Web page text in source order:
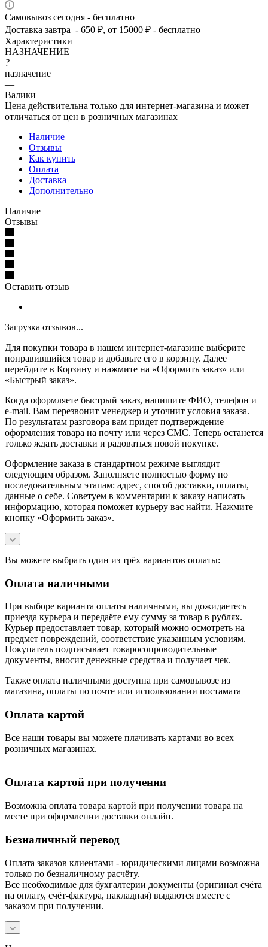
Самовывоз сегодня - бесплатно
Доставка завтра - 650 ₽, от 15000 ₽ - бесплатно
Характеристики
НАЗНАЧЕНИЕ
?
назначение
—
Валики
Цена действительна только для интернет-магазина и может
отличаться от цен в розничных магазинах
Наличие
Отзывы
Как купить
Оплата
Доставка
Дополнительно
Наличие
Отзывы
Оставить отзыв
Загрузка отзывов...
Для покупки товара в нашем интернет-магазине выберите
понравившийся товар и добавьте его в корзину. Далее
перейдите в Корзину и нажмите на «Оформить заказ» или
«Быстрый заказ».
Когда оформляете быстрый заказ, напишите ФИО, телефон и
e-mail. Вам перезвонит менеджер и уточнит условия заказа.
По результатам разговора вам придет подтверждение
оформления товара на почту или через СМС. Теперь останется
только ждать доставки и радоваться новой покупке.
Оформление заказа в стандартном режиме выглядит
следующим образом. Заполняете полностью форму по
последовательным этапам: адрес, способ доставки, оплаты,
данные о себе. Советуем в комментарии к заказу написать
информацию, которая поможет курьеру вас найти. Нажмите
кнопку «Оформить заказ».
Вы можете выбрать один из трёх вариантов оплаты:
Оплата наличными
При выборе варианта оплаты наличными, вы дожидаетесь
приезда курьера и передаёте ему сумму за товар в рублях.
Курьер предоставляет товар, который можно осмотреть на
предмет повреждений, соответствие указанным условиям.
Покупатель подписывает товаросопроводительные
документы, вносит денежные средства и получает чек.
Также оплата наличными доступна при самовывозе из
магазина, оплаты по почте или использовании постамата
Оплата картой
Все наши товары вы можете плачивать картами во всех
розничных магазинах.
Оплата картой при получении
Возможна оплата товара картой при получении товара на
месте при оформлении доставки онлайн.
Безналичный перевод
Оплата заказов клиентами - юридическими лицами возможна
только по безналичному расчёту.
Все необходимые для бухгалтерии документы (оригинал счёта
на оплату, счёт-фактура, накладная) выдаются вместе с
заказом при получении.